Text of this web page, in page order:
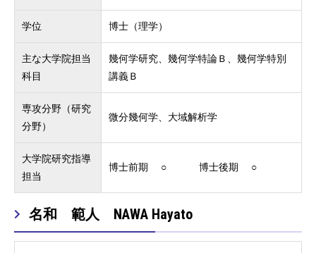
学位 博士（理学）
主な大学院担当
科目
幾何学研究、幾何学特論Ｂ、幾何学特別
講義Ｂ
専攻分野（研究
分野）
微分幾何学、大域解析学
大学院研究指導
担当
博士前期 ○ 博士後期 ○
名和 範人 NAWA Hayato